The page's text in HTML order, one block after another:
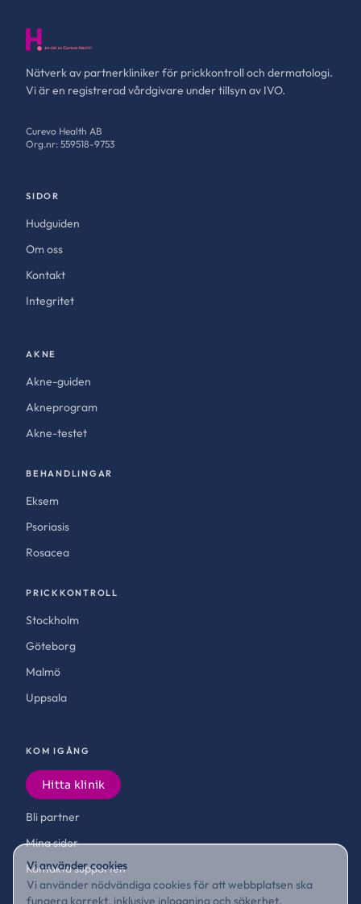
Nätverk av partnerkliniker för prickkontroll och dermatologi.
Vi är en registrerad vårdgivare under tillsyn av IVO.
Curevo Health AB
Org.nr: 559518-9753
SIDOR
Hudguiden
Om oss
Kontakt
Integritet
AKNE
Akne-guiden
Akneprogram
Akne-testet
BEHANDLINGAR
Eksem
Psoriasis
Rosacea
PRICKKONTROLL
Stockholm
Göteborg
Malmö
Uppsala
KOM IGÅNG
Hitta klinik
Bli partner
Mina sidor
Kontakta supporten
Vi använder cookies
Vi använder nödvändiga cookies för att webbplatsen ska
fungera korrekt, inklusive inloggning och säkerhet.